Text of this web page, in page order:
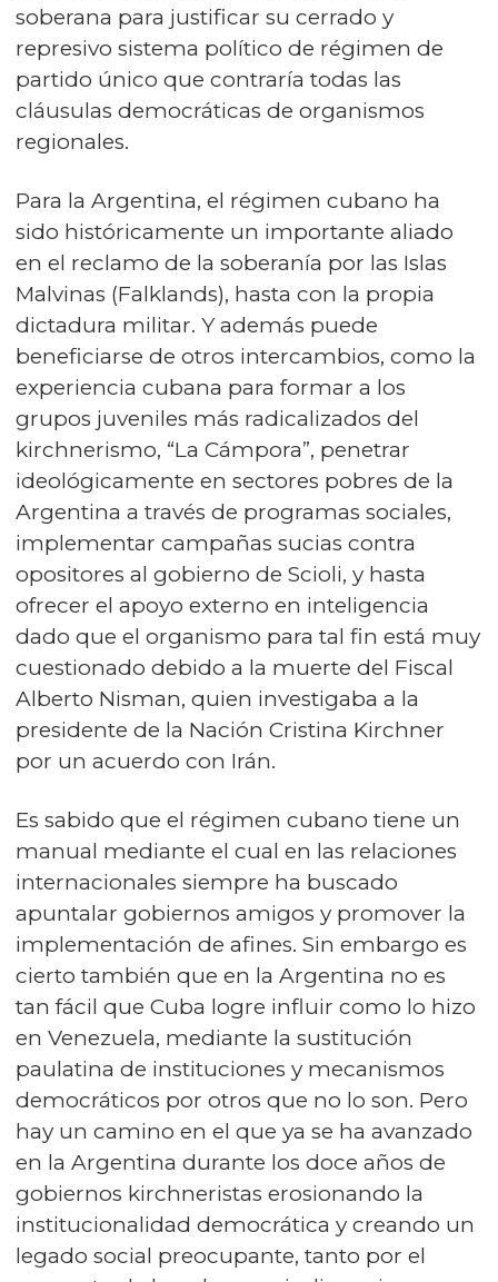
soberana para justificar su cerrado y
represivo sistema político de régimen de
partido único que contraría todas las
cláusulas democráticas de organismos
regionales.
Para la Argentina, el régimen cubano ha
sido históricamente un importante aliado
en el reclamo de la soberanía por las Islas
Malvinas (Falklands), hasta con la propia
dictadura militar. Y además puede
beneficiarse de otros intercambios, como la
experiencia cubana para formar a los
grupos juveniles más radicalizados del
kirchnerismo, “La Cámpora”, penetrar
ideológicamente en sectores pobres de la
Argentina a través de programas sociales,
implementar campañas sucias contra
opositores al gobierno de Scioli, y hasta
ofrecer el apoyo externo en inteligencia
dado que el organismo para tal fin está muy
cuestionado debido a la muerte del Fiscal
Alberto Nisman, quien investigaba a la
presidente de la Nación Cristina Kirchner
por un acuerdo con Irán.
Es sabido que el régimen cubano tiene un
manual mediante el cual en las relaciones
internacionales siempre ha buscado
apuntalar gobiernos amigos y promover la
implementación de afines. Sin embargo es
cierto también que en la Argentina no es
tan fácil que Cuba logre influir como lo hizo
en Venezuela, mediante la sustitución
paulatina de instituciones y mecanismos
democráticos por otros que no lo son. Pero
hay un camino en el que ya se ha avanzado
en la Argentina durante los doce años de
gobiernos kirchneristas erosionando la
institucionalidad democrática y creando un
legado social preocupante, tanto por el